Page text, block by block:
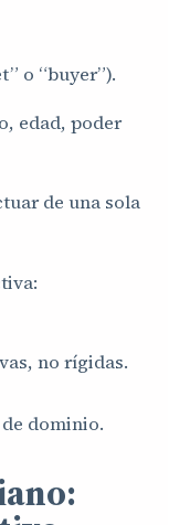
o “buyer”).
edad, poder
de una sola
no rígidas.
dominio.